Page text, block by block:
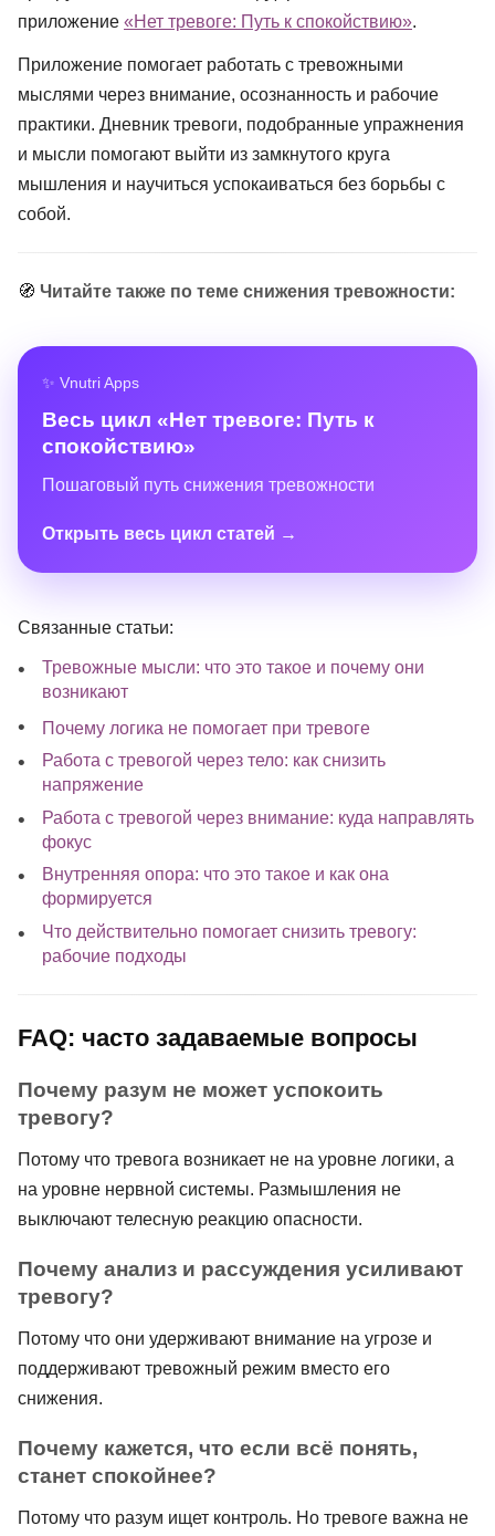
приложение «Нет тревоге: Путь к спокойствию».
Приложение помогает работать с тревожными
мыслями через внимание, осознанность и рабочие
практики. Дневник тревоги, подобранные упражнения
и мысли помогают выйти из замкнутого круга
мышления и научиться успокаиваться без борьбы с
собой.
🧭 Читайте также по теме снижения тревожности:
✨ Vnutri Apps
Весь цикл «Нет тревоге: Путь к
спокойствию»
Пошаговый путь снижения тревожности
Открыть весь цикл статей →
Связанные статьи:
Тревожные мысли: что это такое и почему они
возникают
Почему логика не помогает при тревоге
Работа с тревогой через тело: как снизить
напряжение
Работа с тревогой через внимание: куда направлять
фокус
Внутренняя опора: что это такое и как она
формируется
Что действительно помогает снизить тревогу:
рабочие подходы
FAQ: часто задаваемые вопросы
Почему разум не может успокоить
тревогу?
Потому что тревога возникает не на уровне логики, а
на уровне нервной системы. Размышления не
выключают телесную реакцию опасности.
Почему анализ и рассуждения усиливают
тревогу?
Потому что они удерживают внимание на угрозе и
поддерживают тревожный режим вместо его
снижения.
Почему кажется, что если всё понять,
станет спокойнее?
Потому что разум ищет контроль. Но тревоге важна не